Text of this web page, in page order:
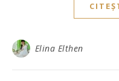
Elina Elthen